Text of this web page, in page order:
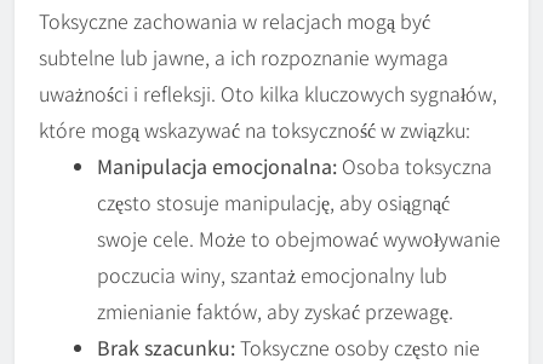
Toksyczne zachowania w relacjach mogą być
subtelne lub jawne, a ich rozpoznanie wymaga
uważności i refleksji. Oto kilka kluczowych sygnałów,
które mogą wskazywać na toksyczność w związku:
Manipulacja emocjonalna: Osoba toksyczna
często stosuje manipulację, aby osiągnąć
swoje cele. Może to obejmować wywoływanie
poczucia winy, szantaż emocjonalny lub
zmienianie faktów, aby zyskać przewagę.
Brak szacunku:Toksyczne osoby często nie